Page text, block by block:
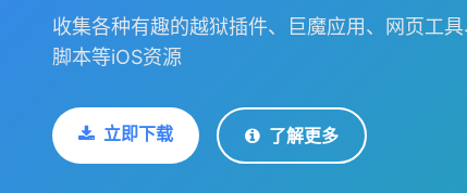
收集各种有趣的越狱插件、巨魔应用、网页工具
脚本等iOS资源
立即下载 了解更多